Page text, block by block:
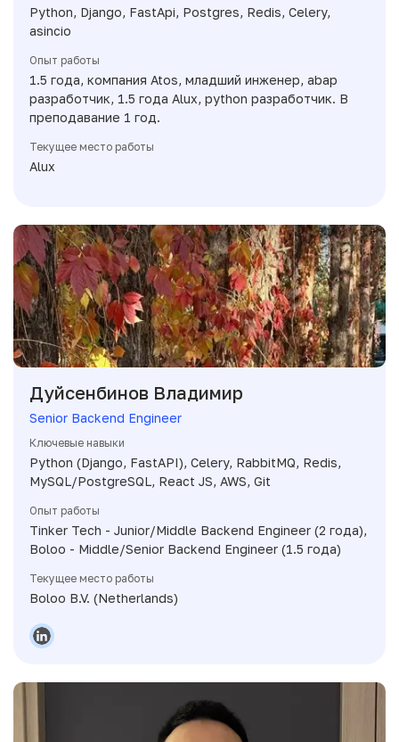
Python, Django, FastApi, Postgres, Redis, Celery,
asincio
Опыт работы
1.5 года, компания Atos, младший инженер, abap
разработчик, 1.5 года Alux, python разработчик. В
преподавание 1 год.
Текущее место работы
Alux
Дуйсенбинов Владимир
Senior Backend Engineer
Ключевые навыки
Python (Django, FastAPI), Celery, RabbitMQ, Redis,
MySQL/PostgreSQL, React JS, AWS, Git
Опыт работы
Tinker Tech - Junior/Middle Backend Engineer (2 года),
Boloo - Middle/Senior Backend Engineer (1.5 года)
Текущее место работы
Boloo B.V. (Netherlands)